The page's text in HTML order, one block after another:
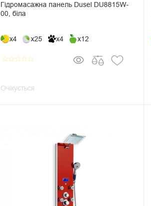
Гідромасажна панель Dusel DU8815W-
00, біла
x4 x25 x4 x12
star_borderstar_borderstar_borderstar_borderstar_border
Очікується